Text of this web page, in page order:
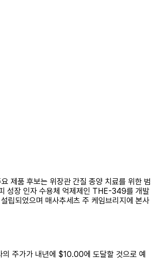
제품 후보는 위장관 간질 종양 치료를 위한 범
성장 인자 수용체 억제제인 ​​THE-349를 개발
립되었으며 매사추세츠 주 케임브리지에 본사
주가가 내년에 $10.00에 도달할 것으로 예